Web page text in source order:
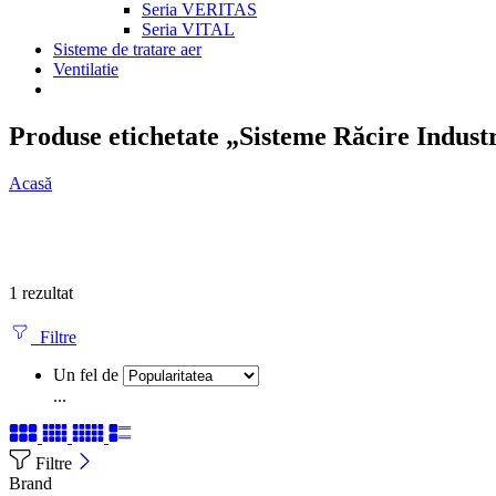
Seria VERITAS
Seria VITAL
Sisteme de tratare aer
Ventilatie
Produse etichetate „Sisteme Răcire
Acasă
1 rezultat
Filtre
Un fel de
...
Filtre
Brand